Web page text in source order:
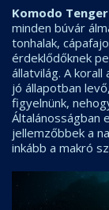
Komodo
minden búvár
tonhalak,
érdeklődőknek
állatvilág. A
jó állapotban
figyelnünk,
Általánosságban
jellemzőbbek a
inkább a makró